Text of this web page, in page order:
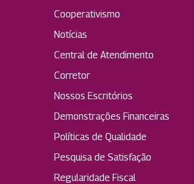
Cooperativismo
Notícias
Central de Atendimento
Corretor
Nossos Escritórios
Demonstrações Financeiras
Políticas de Qualidade
Pesquisa de Satisfação
Regularidade Fiscal